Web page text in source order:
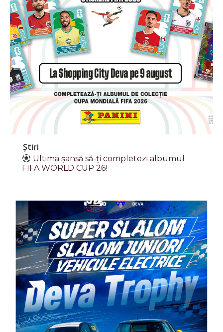
Știri
Ultima șansă să-ți completezi albumul
FIFA WORLD CUP 26!